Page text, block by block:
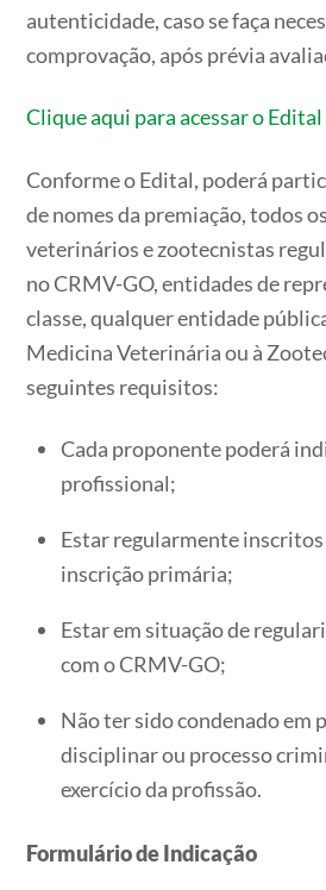
autenticidade, caso se faça
comprovação, após prévia
Clique aqui para acessar o Edital
Conforme o Edital, poderá
de nomes da premiação, todos
veterinários e zootecnistas
no CRMV-GO, entidades de
classe, qualquer entidade
Medicina Veterinária ou à
seguintes requisitos:
Cada proponente poderá
profissional;
Estar regularmente inscritos
inscrição primária;
Estar em situação de
com o CRMV-GO;
Não ter sido condenado em
disciplinar ou processo
exercício da profissão.
Formulário de Indicação